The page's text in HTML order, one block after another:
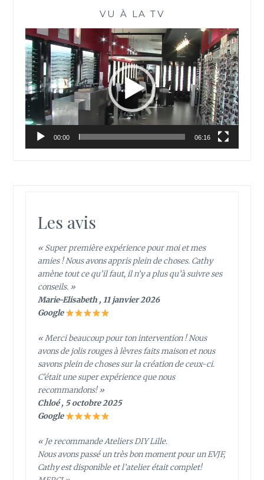
VU À LA TV
Lecteur
vidéo
00:00 06:16
Les avis
« Super première expérience pour moi et mes
amies ! Nous avons appris plein de choses. Cathy
amène tout ce qu’il faut, il n’y a plus qu’à suivre ses
conseils. »
Marie-Elisabeth , 11 janvier 2026
Google
« Merci beaucoup pour ton intervention ! Nous
avons de jolis rouges à lèvres faits maison et nous
savons plein de choses sur la création de ceux-ci.
C’était une super expérience que nous
recommandons! »
Chloé , 5 octobre 2025
Google
« Je recommande Ateliers DIY Lille.
Nous avons passé un très bon moment pour un EVJF,
Cathy est disponible et l’atelier était complet!